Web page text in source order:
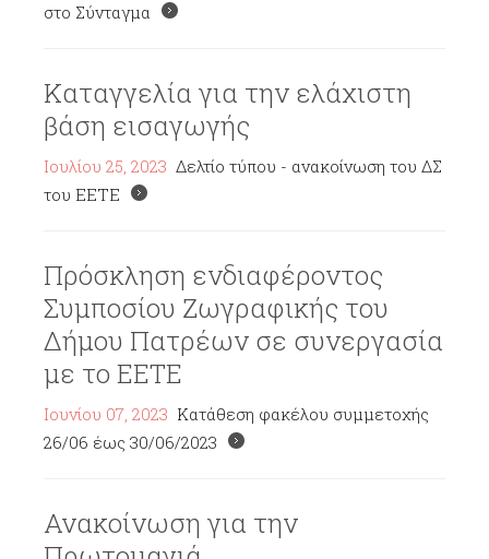
στο Σύνταγμα
Καταγγελία για την ελάχιστη
βάση εισαγωγής
Ιουλίου 25, 2023 Δελτίο τύπου - ανακοίνωση του ΔΣ
του ΕΕΤΕ
Πρόσκληση ενδιαφέροντος
Συμποσίου Ζωγραφικής του
Δήμου Πατρέων σε συνεργασία
με το ΕΕΤΕ
Ιουνίου 07, 2023 Κατάθεση φακέλου συμμετοχής
26/06 έως 30/06/2023
Ανακοίνωση για την